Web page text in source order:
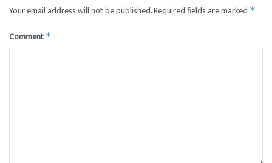
Your email address will not be published.Required fields are marked *
Comment *